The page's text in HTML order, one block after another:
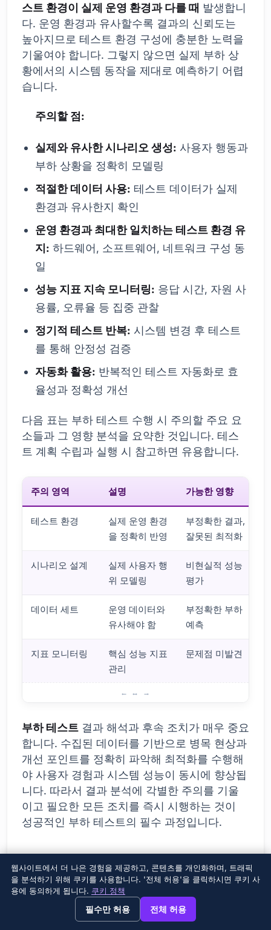
View this page in English?
스트 환경이 실제 운영 환경과 다를 때 발생합니
다. 운영 환경과 유사할수록 결과의 신뢰도는
높아지므로 테스트 환경 구성에 충분한 노력을
기울여야 합니다. 그렇지 않으면 실제 부하 상
황에서의 시스템 동작을 제대로 예측하기 어렵
습니다.
주의할 점:
실제와 유사한 시나리오 생성: 사용자 행동과
부하 상황을 정확히 모델링
적절한 데이터 사용: 테스트 데이터가 실제
환경과 유사한지 확인
운영 환경과 최대한 일치하는 테스트 환경 유
지: 하드웨어, 소프트웨어, 네트워크 구성 동
일
성능 지표 지속 모니터링: 응답 시간, 자원 사
용률, 오류율 등 집중 관찰
정기적 테스트 반복: 시스템 변경 후 테스트
를 통해 안정성 검증
자동화 활용: 반복적인 테스트 자동화로 효
율성과 정확성 개선
다음 표는 부하 테스트 수행 시 주의할 주요 요
소들과 그 영향 분석을 요약한 것입니다. 테스
트 계획 수립과 실행 시 참고하면 유용합니다.
주의 영역 설명 가능한 영향
테스트 환경
실제 운영 환경
을 정확히 반영
부정확한 결과,
잘못된 최적화
시나리오 설계
실제 사용자 행
위 모델링
비현실적 성능
평가
데이터 세트
운영 데이터와
유사해야 함
부정확한 부하
예측
지표 모니터링
핵심 성능 지표
관리
문제점 미발견
부하 테스트 결과 해석과 후속 조치가 매우 중요
합니다. 수집된 데이터를 기반으로 병목 현상과
개선 포인트를 정확히 파악해 최적화를 수행해
야 사용자 경험과 시스템 성능이 동시에 향상됩
니다. 따라서 결과 분석에 각별한 주의를 기울
이고 필요한 모든 조치를 즉시 시행하는 것이
성공적인 부하 테스트의 필수 과정입니다.
부하 테스트 중 흔히 겪는 문제들
부하 테스트는 시스템 성능 평가에 핵심이지만,
진행 과정에서 여러 난관이 발생할 수 있습니
다. 부족한 계획, 부적절한 도구 선택, 비현실적
웹사이트에서 더 나은 경험을 제공하고, 콘텐츠를 개인화하며, 트래픽
을 분석하기 위해 쿠키를 사용합니다. '전체 허용'을 클릭하시면 쿠키 사
용에 동의하게 됩니다. 쿠키 정책
필수만 허용 전체 허용